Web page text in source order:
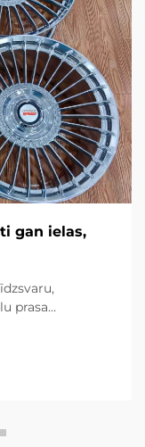
gan ielas,
prasa
vieglumu,